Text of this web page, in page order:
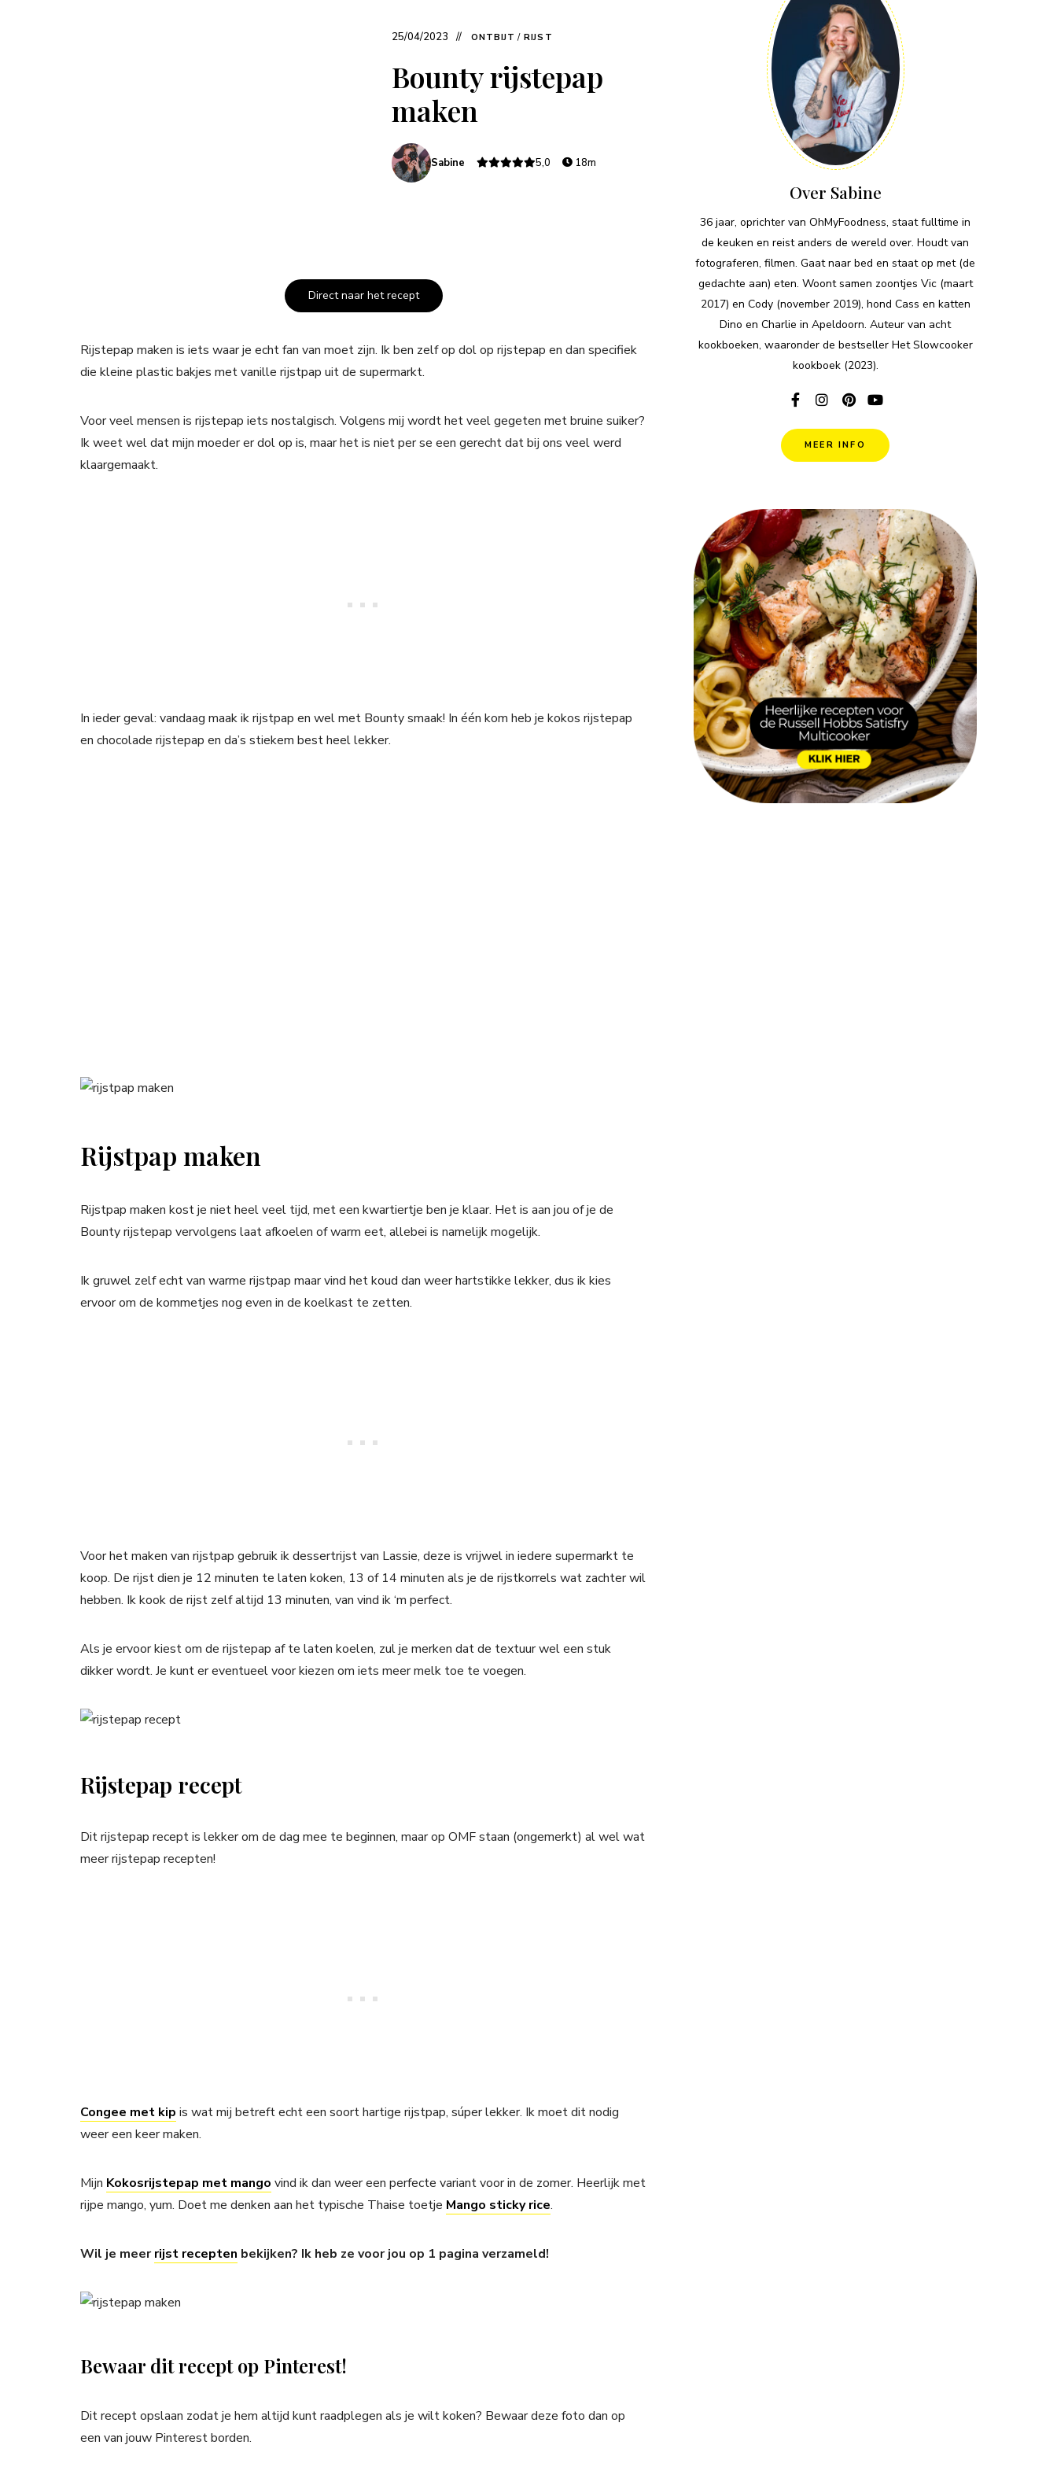
25/04/2023 ONTBIJT / RIJST
Bounty rijstepap
maken
Sabine 5,0 18m
Direct naar het recept
Rijstepap maken is iets waar je echt fan van moet zijn. Ik ben zelf op dol op rijstepap en dan specifiek
die kleine plastic bakjes met vanille rijstpap uit de supermarkt.
Voor veel mensen is rijstepap iets nostalgisch. Volgens mij wordt het veel gegeten met bruine suiker?
Ik weet wel dat mijn moeder er dol op is, maar het is niet per se een gerecht dat bij ons veel werd
klaargemaakt.
In ieder geval: vandaag maak ik rijstpap en wel met Bounty smaak! In één kom heb je kokos rijstepap
en chocolade rijstepap en da’s stiekem best heel lekker.
Rijstpap maken
Rijstpap maken kost je niet heel veel tijd, met een kwartiertje ben je klaar. Het is aan jou of je de
Bounty rijstepap vervolgens laat afkoelen of warm eet, allebei is namelijk mogelijk.
Ik gruwel zelf echt van warme rijstpap maar vind het koud dan weer hartstikke lekker, dus ik kies
ervoor om de kommetjes nog even in de koelkast te zetten.
Voor het maken van rijstpap gebruik ik dessertrijst van Lassie, deze is vrijwel in iedere supermarkt te
koop. De rijst dien je 12 minuten te laten koken, 13 of 14 minuten als je de rijstkorrels wat zachter wil
hebben. Ik kook de rijst zelf altijd 13 minuten, van vind ik ‘m perfect.
Als je ervoor kiest om de rijstepap af te laten koelen, zul je merken dat de textuur wel een stuk
dikker wordt. Je kunt er eventueel voor kiezen om iets meer melk toe te voegen.
Rijstepap recept
Dit rijstepap recept is lekker om de dag mee te beginnen, maar op OMF staan (ongemerkt) al wel wat
meer rijstepap recepten!
Congee met kip is wat mij betreft echt een soort hartige rijstpap, súper lekker. Ik moet dit nodig
weer een keer maken.
Mijn Kokosrijstepap met mango vind ik dan weer een perfecte variant voor in de zomer. Heerlijk met
rijpe mango, yum. Doet me denken aan het typische Thaise toetje Mango sticky rice.
Wil je meerrijst recepten bekijken? Ik heb ze voor jou op 1 pagina verzameld!
Bewaar dit recept op Pinterest!
Dit recept opslaan zodat je hem altijd kunt raadplegen als je wilt koken? Bewaar deze foto dan op
een van jouw Pinterest borden.
Over Sabine
36 jaar, oprichter van OhMyFoodness, staat fulltime in
de keuken en reist anders de wereld over. Houdt van
fotograferen, filmen. Gaat naar bed en staat op met (de
gedachte aan) eten. Woont samen zoontjes Vic (maart
2017) en Cody (november 2019), hond Cass en katten
Dino en Charlie in Apeldoorn. Auteur van acht
kookboeken, waaronder de bestseller Het Slowcooker
kookboek (2023).
MEER INFO